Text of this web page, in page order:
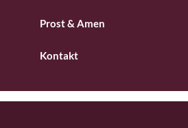
Prost & Amen
Kontakt